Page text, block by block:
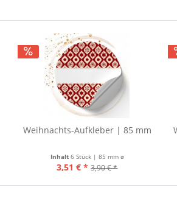
Weihnachts-Aufkleber | 85 mm
Inhalt 6 Stück | 85 mm ø
3,51 € * 3,90 € *